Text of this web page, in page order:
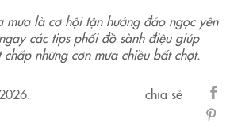
mưa là cơ hội tận hưởng đảo ngọc yên
các tips phối đồ sành điệu giúp
những cơn mưa chiều bất chợt.
chia sẻ
sẻ